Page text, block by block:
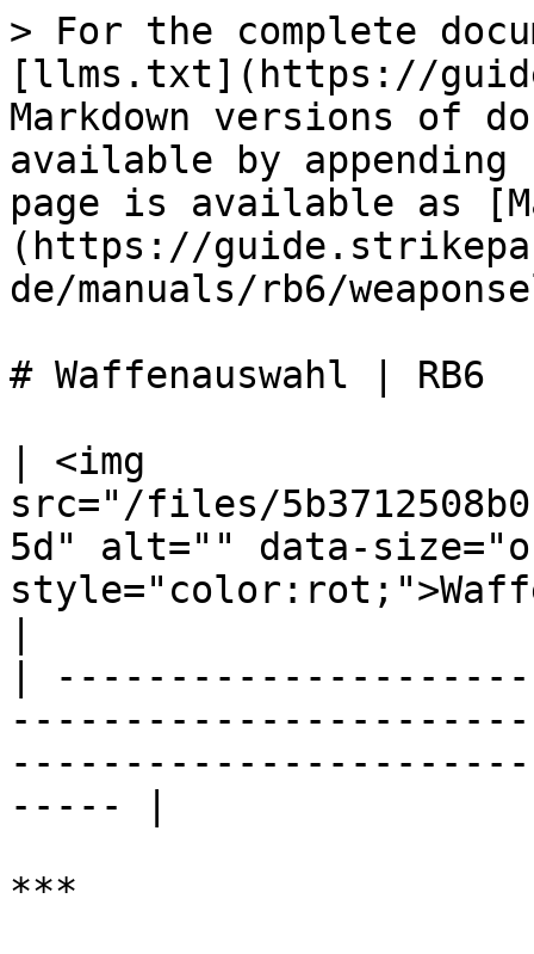
> For the complete
[llms.txt](https://
Markdown versions of
available by
page is available as
(https://
de/manuals/rb6/
# Waffenauswahl | RB6
| <img
src="/files/
5d" alt="" data-
|
----- |
***